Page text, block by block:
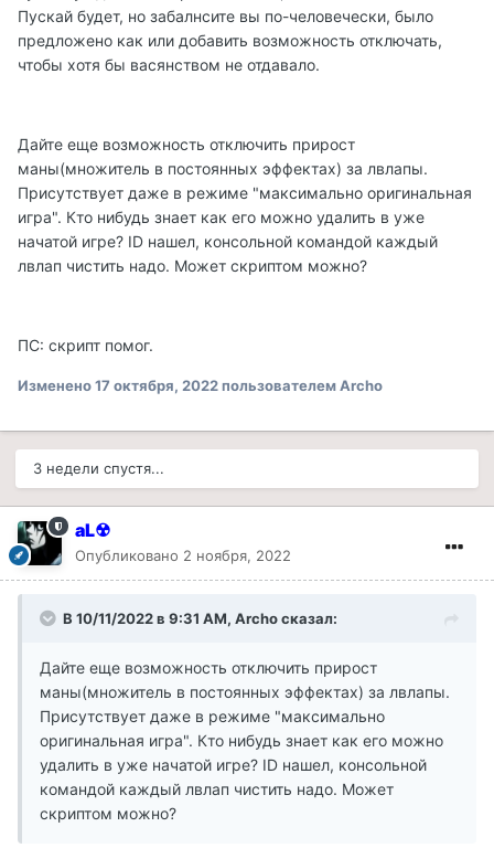
Пускай будет, но забалнсите вы по-человечески, было
предложено как или добавить возможность отключать,
чтобы хотя бы васянством не отдавало.
Дайте еще возможность отключить прирост
маны(множитель в постоянных эффектах) за лвлапы.
Присутствует даже в режиме "максимально оригинальная
игра". Кто нибудь знает как его можно удалить в уже
начатой игре? ID нашел, консольной командой каждый
лвлап чистить надо. Может скриптом можно?
ПС: скрипт помог.
Изменено17 октября, 2022пользователем Archo
3 недели спустя...
aL☢
Опубликовано 2 ноября, 2022
В 10/11/2022 в 9:31 AM, Archoсказал:
Дайте еще возможность отключить прирост
маны(множитель в постоянных эффектах) за лвлапы.
Присутствует даже в режиме "максимально
оригинальная игра". Кто нибудь знает как его можно
удалить в уже начатой игре? ID нашел, консольной
командой каждый лвлап чистить надо. Может
скриптом можно?